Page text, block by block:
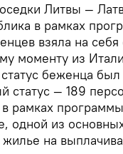
Литвы —
в рамках
взяла на себя
моменту из
беженца
статус — 189
рамках
одной из
на